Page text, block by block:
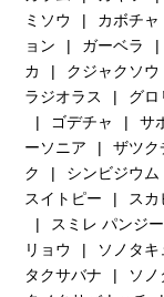
ミソウ
カボチャ
ョン
ガーベラ
カ
クジャクソウ
ラジオラス
グロ
ゴデチャ
サ
ーソニア
ザツク
ク
シンビジウム
スイトピー
ス
スミレ パンジー
リョウ
ソノタキ
タクサバナ
ソノ